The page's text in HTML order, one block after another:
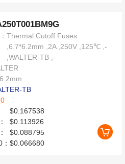
Thermal Cutoff Fuses
,6.7*6.2mm ,2A ,250V ,125℃ ,-
,WALTER-TB ,-
TB
$0.167538
$0.113926
$0.088795
：$0.066680